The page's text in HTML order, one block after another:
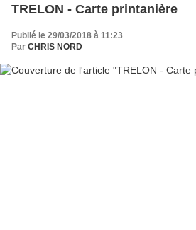
TRELON - Carte printanière
Publié le 29/03/2018 à 11:23
Par CHRIS NORD